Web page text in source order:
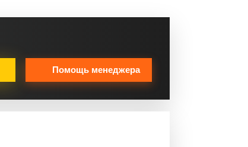
Помощь менеджера